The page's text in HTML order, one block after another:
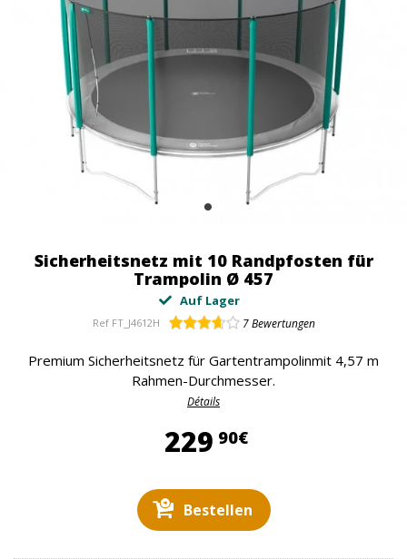
Sicherheitsnetz mit 10 Randpfosten für
Trampolin Ø 457
Auf Lager
Ref FT_J4612H 7Bewertungen
Premium Sicherheitsnetz für Gartentrampolinmit 4,57 m
Rahmen-Durchmesser.
Détails
229 90€229,90 €
Bestellen